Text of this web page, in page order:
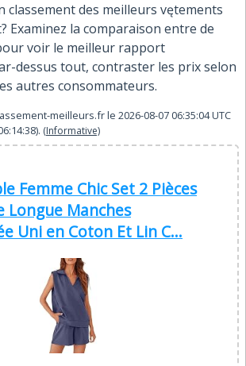
classement des meilleurs vętements
Examinez la comparaison entre de
voir le meilleur rapport
dessus tout, contraster les prix selon
autres consommateurs.
meilleurs.frle 2026-08-07 06:35:04UTC
). (Informative)
Femme Chic Set 2 Pièces
Longue Manches
Uni en Coton Et Lin C...